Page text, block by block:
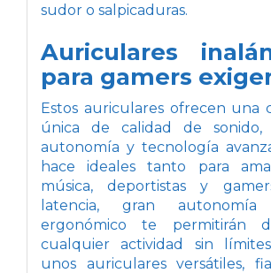
sudor o salpicaduras.
Auriculares
para gamers
Estos auriculares ofrecen una
única de calidad de sonido,
autonomía y tecnología
hace ideales tanto para
música, deportistas y
latencia, gran
ergonómico te permitirán
cualquier actividad sin
unos auriculares versátiles,